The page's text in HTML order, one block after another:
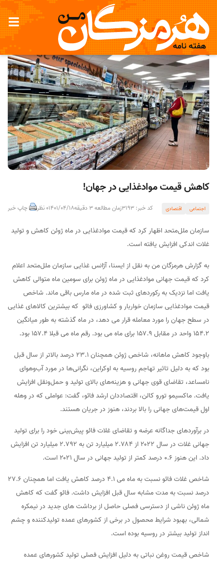
کاهش قیمت موادغذایی در جهان!
اجتماعی اقتصادی کد خبر: 3193 زمان مطالعه 3 دقیقه 1401/04/180 نظر چاپ خبر
سازمان ملل‌متحد اظهار کرد که قیمت موادغذایی در ماه ژوئن کاهش و تولید
غلات اندکی افزایش یافته است.
به گزارش هرمزگان من به نقل از ایسنا، آژانس غذایی سازمان ملل‌متحد اعلام
کرد که قیمت جهانی موادغذایی در ماه ژوئن برای سومین ماه متوالی کاهش
یافت اما نزدیک به رکوردهای ثبت شده در ماه مارس باقی ماند. شاخص
قیمت موادغذایی سازمان خواربار و کشاورزی فائو که بیشترین کالاهای غذایی
در سطح جهان را مورد معامله قرار می دهد، در ماه گذشته به طور میانگین
۱۵۴.۲ واحد در مقابل ۱۵۷.۹ برای ماه می بود. رقم ماه می قبلا ۱۵۷.۴ بود.
باوجود کاهش ماهانه، شاخص ژوئن همچنان ۲۳.۱ درصد بالاتر از سال قبل
بود که به دلیل تاثیر تهاجم روسیه به اوکراین، نگرانی‌ها در مورد آب‌وهوای
نامساعد، تقاضای قوی جهانی و هزینه‌های بالای تولید و حمل‌ونقل افزایش
یافت. ماکسیمو تورو کالن، اقتصاددان ارشد فائو، گفت: عواملی که در وهله
اول قیمت‌های جهانی را بالا بردند، هنوز در جریان هستند.
در برآوردهای جداگانه عرضه و تقاضای غلات فائو پیش‌بینی خود را برای تولید
جهانی غلات در سال ۲۰۲۲ از ۲.۷۸۴ میلیارد تن به ۲.۷۹۲ میلیارد تن افزایش
داد. این هنوز ۰.۶ درصد کمتر از تولید جهانی در سال ۲۰۲۱ است.
شاخص غلات فائو نسبت به ماه می ۴.۱ درصد کاهش یافت اما همچنان ۲۷.۶
درصد نسبت به مدت مشابه سال قبل افزایش داشت. فائو گفت که کاهش
ماه ژوئن ناشی از دسترسی فصلی حاصل از برداشت های جدید در نیمکره
شمالی، بهبود شرایط محصول در برخی از کشورهای عمده تولیدکننده و چشم
انداز تولید بیشتر در روسیه بوده است.
شاخص قیمت روغن نباتی به دلیل افزایش فصلی تولید کشورهای عمده